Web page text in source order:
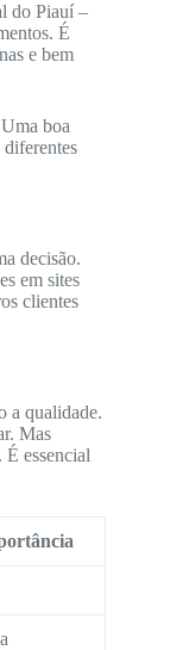
do Piauí –
É
e bem
boa
diferentes
decisão.
em sites
clientes
a qualidade.
Mas
É essencial